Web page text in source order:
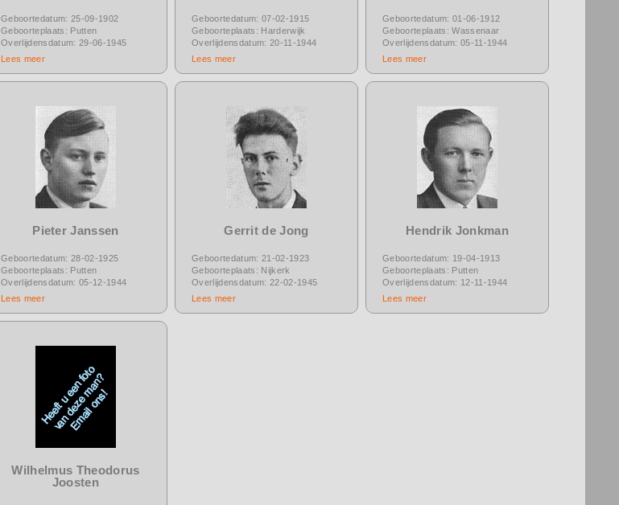
Geboortedatum: 25-09-1902
Geboorteplaats: Putten
Overlijdensdatum: 29-06-1945
Lees meer
Geboortedatum: 07-02-1915
Geboorteplaats: Harderwijk
Overlijdensdatum: 20-11-1944
Lees meer
Geboortedatum: 01-06-1912
Geboorteplaats: Wassenaar
Overlijdensdatum: 05-11-1944
Lees meer
Pieter Janssen
Geboortedatum: 28-02-1925
Geboorteplaats: Putten
Overlijdensdatum: 05-12-1944
Lees meer
Gerrit de Jong
Geboortedatum: 21-02-1923
Geboorteplaats: Nijkerk
Overlijdensdatum: 22-02-1945
Lees meer
Hendrik Jonkman
Geboortedatum: 19-04-1913
Geboorteplaats: Putten
Overlijdensdatum: 12-11-1944
Lees meer
Wilhelmus Theodorus
Joosten